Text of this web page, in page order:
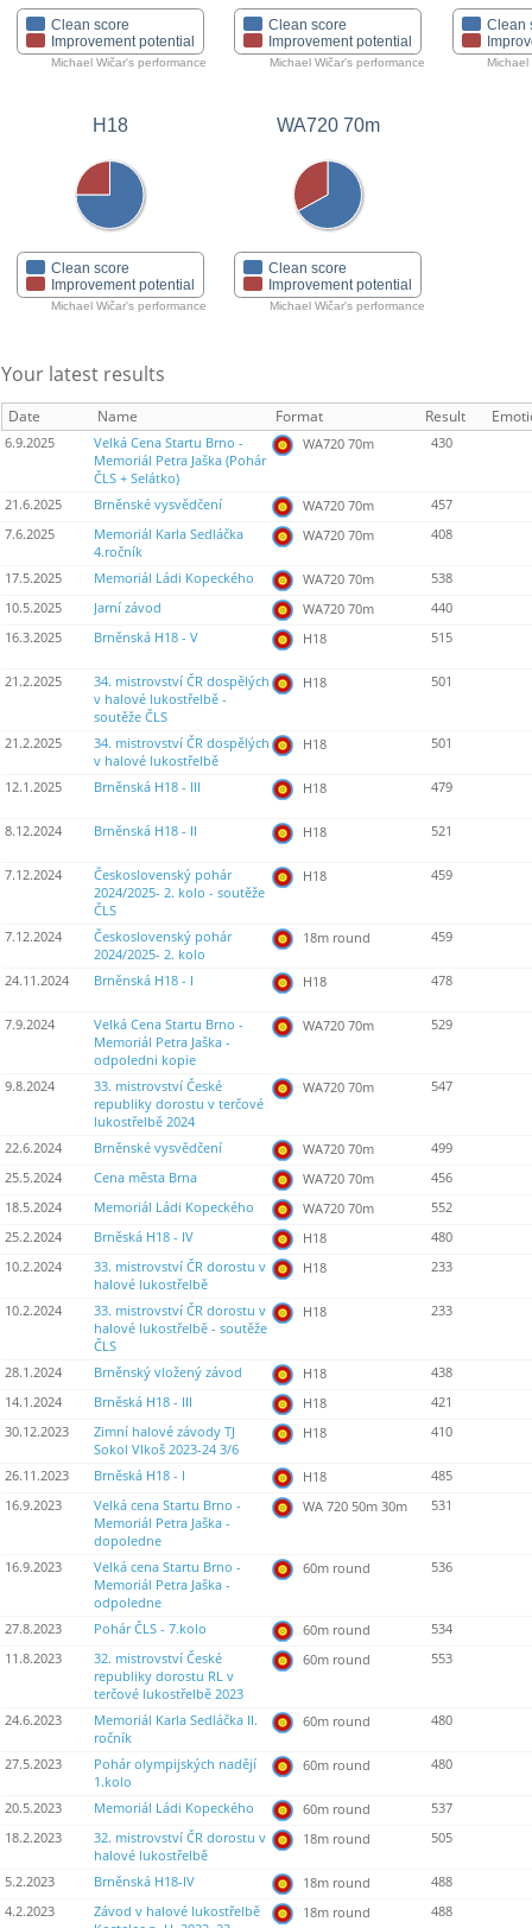
Clean score
Improvement potential
Michael Wičar's performance
Clean score
Improvement potential
Michael Wičar's performance
Clean
Michael
H18
Clean score
Improvement potential
Michael Wičar's performance
WA720 70m
Clean score
Improvement potential
Michael Wičar's performance
Your latest results
Date Name Format Result
6.9.2025
Velká Cena Startu Brno -
Memoriál Petra Jaška (Pohár
ČLS + Selátko)
WA720 70m 430
21.6.2025 Brněnské vysvědčení WA720 70m
457
7.6.2025
Memoriál Karla Sedláčka
4.ročník
WA720 70m 408
17.5.2025 Memoriál Ládi Kopeckého WA720 70m
538
10.5.2025
Jarní závod WA720 70m
440
16.3.2025
Brněnská H18 - V H18 515
21.2.2025
34. mistrovství ČR dospělých
v halové lukostřelbě -
soutěže ČLS
H18 501
21.2.2025
34. mistrovství ČR dospělých
v halové lukostřelbě
H18 501
12.1.2025 Brněnská H18 - III H18 479
8.12.2024 Brněnská H18 - II H18 521
7.12.2024
Československý pohár
2024/2025- 2. kolo - soutěže
ČLS
H18 459
7.12.2024
Československý pohár
2024/2025- 2. kolo
18m round 459
24.11.2024 Brněnská H18 - I H18 478
7.9.2024
Velká Cena Startu Brno -
Memoriál Petra Jaška -
odpoledni kopie
WA720 70m 529
9.8.2024
33. mistrovství České
republiky dorostu v terčové
lukostřelbě 2024
WA720 70m 547
22.6.2024 Brněnské vysvědčení WA720 70m
499
25.5.2024
Cena města Brna WA720 70m
456
18.5.2024
Memoriál Ládi Kopeckého WA720 70m
552
25.2.2024
Brněská H18 - IV H18
480
10.2.2024
33. mistrovství ČR dorostu v
halové lukostřelbě
H18 233
10.2.2024
33. mistrovství ČR dorostu v
halové lukostřelbě - soutěže
ČLS
H18 233
28.1.2024 Brněnský vložený závod H18
438
14.1.2024
Brněská H18 - III H18
421
30.12.2023
Zimní halové závody TJ
Sokol Vlkoš 2023-24 3/6
H18 410
26.11.2023 Brněská H18 - I H18
485
16.9.2023
Velká cena Startu Brno -
Memoriál Petra Jaška -
dopoledne
WA 720 50m 30m 531
16.9.2023
Velká cena Startu Brno -
Memoriál Petra Jaška -
odpoledne
60m round 536
27.8.2023 Pohár ČLS - 7.kolo 60m round
534
11.8.2023
32. mistrovství České
republiky dorostu RL v
terčové lukostřelbě 2023
60m round 553
24.6.2023
Memoriál Karla Sedláčka II.
ročník
60m round 480
27.5.2023
Pohár olympijských nadějí
1.kolo
60m round 480
20.5.2023 Memoriál Ládi Kopeckého 60m round
537
18.2.2023
32. mistrovství ČR dorostu v
halové lukostřelbě
18m round 505
5.2.2023 Brněnská H18-IV 18m round
488
4.2.2023
Závod v halové lukostřelbě
18m round 488